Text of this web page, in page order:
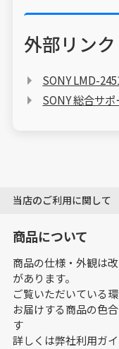
外部リンク
SONY LMD-
SONY 総合サポ
当店のご利用に関して
商品について
商品の仕様・外観は
があります。
ご覧いただいている
お届けする商品の色
す
詳しくは弊社利用ガ